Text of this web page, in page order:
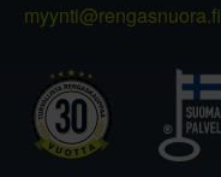
myynti@rengasnuora.fi